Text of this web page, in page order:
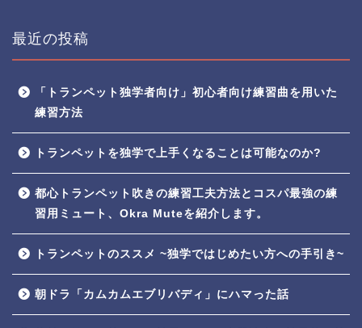
最近の投稿
「トランペット独学者向け」初心者向け練習曲を用いた
練習方法
トランペットを独学で上手くなることは可能なのか?
都心トランペット吹きの練習工夫方法とコスパ最強の練
習用ミュート、Okra Muteを紹介します。
トランペットのススメ ~独学ではじめたい方への手引き~
朝ドラ「カムカムエブリバディ」にハマった話